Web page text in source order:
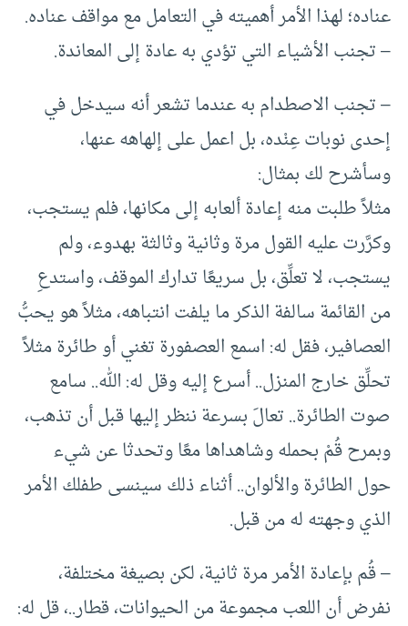
عناده؛ لهذا الأمر أهميته في التعامل مع مواقف عناده.
– تجنب الأشياء التي تؤدي به عادة إلى المعاندة.
– تجنب الاصطدام به عندما تشعر أنه سيدخل في
إحدى نوبات عِنْده، بل اعمل على إلهاهه عنها،
وسأشرح لك بمثال:
مثلاً طلبت منه إعادة ألعابه إلى مكانها، فلم يستجب،
وكرَّرت عليه القول مرة وثانية وثالثة بهدوء، ولم
يستجب، لا تعلِّق، بل سريعًا تدارك الموقف، واستدعِ
من القائمة سالفة الذكر ما يلفت انتباهه، مثلاً هو يحبُّ
العصافير، فقل له: اسمع العصفورة تغني أو طائرة مثلاً
تحلِّق خارج المنزل.. أسرع إليه وقل له: الله.. سامع
صوت الطائرة.. تعالَ بسرعة ننظر إليها قبل أن تذهب،
وبمرح قُمْ بحمله وشاهداها معًا وتحدثا عن شيء
حول الطائرة والألوان.. أثناء ذلك سينسى طفلك الأمر
الذي وجهته له من قبل.
– قُم بإعادة الأمر مرة ثانية، لكن بصيغة مختلفة،
نفرض أن اللعب مجموعة من الحيوانات، قطار..، قل له: